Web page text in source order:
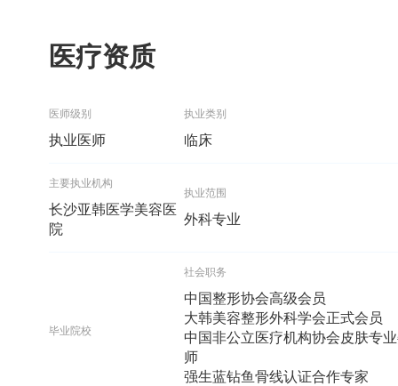
医疗资质
医师级别
执业医师
执业类别
临床
主要执业机构
长沙亚韩医学美容医
院
执业范围
外科专业
毕业院校
社会职务
中国整形协会高级会员
大韩美容整形外科学会正式会员
中国非公立医疗机构协会皮肤专
师
强生蓝钻鱼骨线认证合作专家